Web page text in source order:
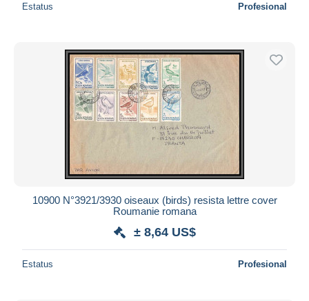
Estatus Profesional
10900 N°3921/3930 oiseaux (birds) resista lettre cover
Roumanie romana
± 8,64 US$
Estatus Profesional